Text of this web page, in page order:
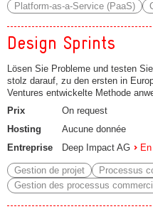
Platform-as-a-Service (PaaS)
Design Sprints
Lösen Sie Probleme und testen
stolz darauf, zu den ersten in
Ventures entwickelte Methode
Prix
On request
Hosting
Aucune donnée
Entreprise
Deep Impact AG
Gestion de projet Processus
Gestion des processus